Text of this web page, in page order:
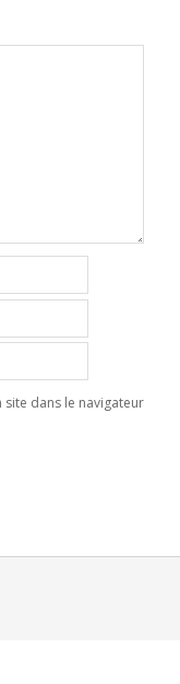
dans le navigateur